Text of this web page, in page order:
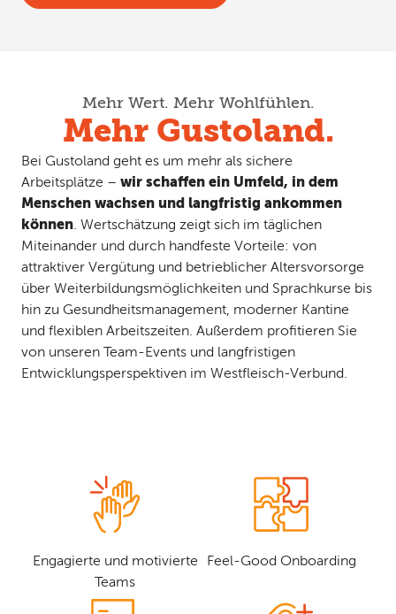
Mehr Wert. Mehr Wohlfühlen.
Mehr Gustoland.
Bei Gustoland geht es um mehr als sichere
Arbeitsplätze – wir schaffen ein Umfeld, in dem
Menschen wachsen und langfristig ankommen
können. Wertschätzung zeigt sich im täglichen
Miteinander und durch handfeste Vorteile: von
attraktiver Vergütung und betrieblicher Altersvorsorge
über Weiterbildungsmöglichkeiten und Sprachkurse bis
hin zu Gesundheitsmanagement, moderner Kantine
und flexiblen Arbeitszeiten. Außerdem profitieren Sie
von unseren Team-Events und langfristigen
Entwicklungsperspektiven im Westfleisch-Verbund.
Engagierte und motivierte
Teams
Feel-Good Onboarding